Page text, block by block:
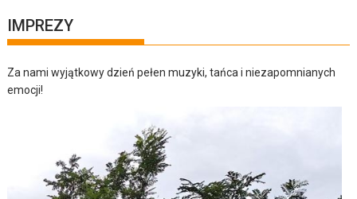
IMPREZY
Za nami wyjątkowy dzień pełen muzyki, tańca i niezapomnianych
emocji!